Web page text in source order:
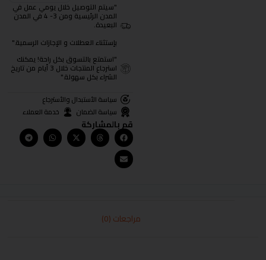
"سيتم التوصيل خلال يومي عمل في
المدن الرئيسية ومن 3- 4 في المدن
البعيدة.
بإستثناء العطلات و الإجازات الرسمية."
"استمتع بالتسوق بكل راحة! يمكنك
استرجاع المنتجات خلال 3 أيام من تاريخ
الشراء بكل سهولة."
سياسة الأستبدال والأسترجاع
سياسة الضمان
خدمة العملاء
قم بالمشاركة
مراجعات (0)